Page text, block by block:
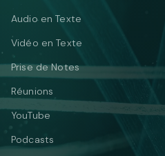
Audio en Texte
Vidéo en Texte
Prise de Notes
Réunions
YouTube
Podcasts